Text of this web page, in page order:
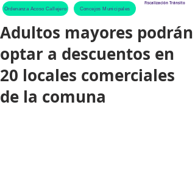
Ordenanza Acoso Callejero Concejos Municipales
Fiscalización Tránsito
Adultos mayores podrán
optar a descuentos en
20 locales comerciales
de la comuna